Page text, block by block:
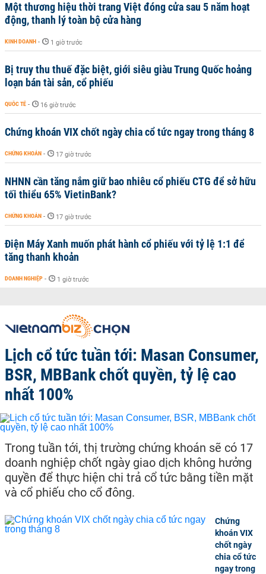
Một thương hiệu thời trang Việt đóng cửa sau 5 năm hoạt
động, thanh lý toàn bộ cửa hàng
KINH DOANH - 1 giờ trước
Bị truy thu thuế đặc biệt, giới siêu giàu Trung Quốc hoảng
loạn bán tài sản, cổ phiếu
QUỐC TẾ - 16 giờ trước
Chứng khoán VIX chốt ngày chia cổ tức ngay trong tháng 8
CHỨNG KHOÁN - 17 giờ trước
NHNN cần tăng nắm giữ bao nhiêu cổ phiếu CTG để sở hữu
tối thiểu 65% VietinBank?
CHỨNG KHOÁN - 17 giờ trước
Điện Máy Xanh muốn phát hành cổ phiếu với tỷ lệ 1:1 để
tăng thanh khoản
DOANH NGHIỆP - 1 giờ trước
Lịch cổ tức tuần tới: Masan Consumer,
BSR, MBBank chốt quyền, tỷ lệ cao
nhất 100%
Trong tuần tới, thị trường chứng khoán sẽ có 17
doanh nghiệp chốt ngày giao dịch không hưởng
quyền để thực hiện chi trả cổ tức bằng tiền mặt
và cổ phiếu cho cổ đông.
Chứng
khoán VIX
chốt ngày
chia cổ tức
ngay trong